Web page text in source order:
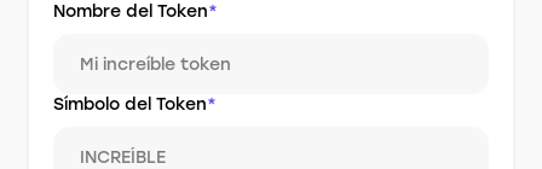
Nombre del Token*
Símbolo del Token*